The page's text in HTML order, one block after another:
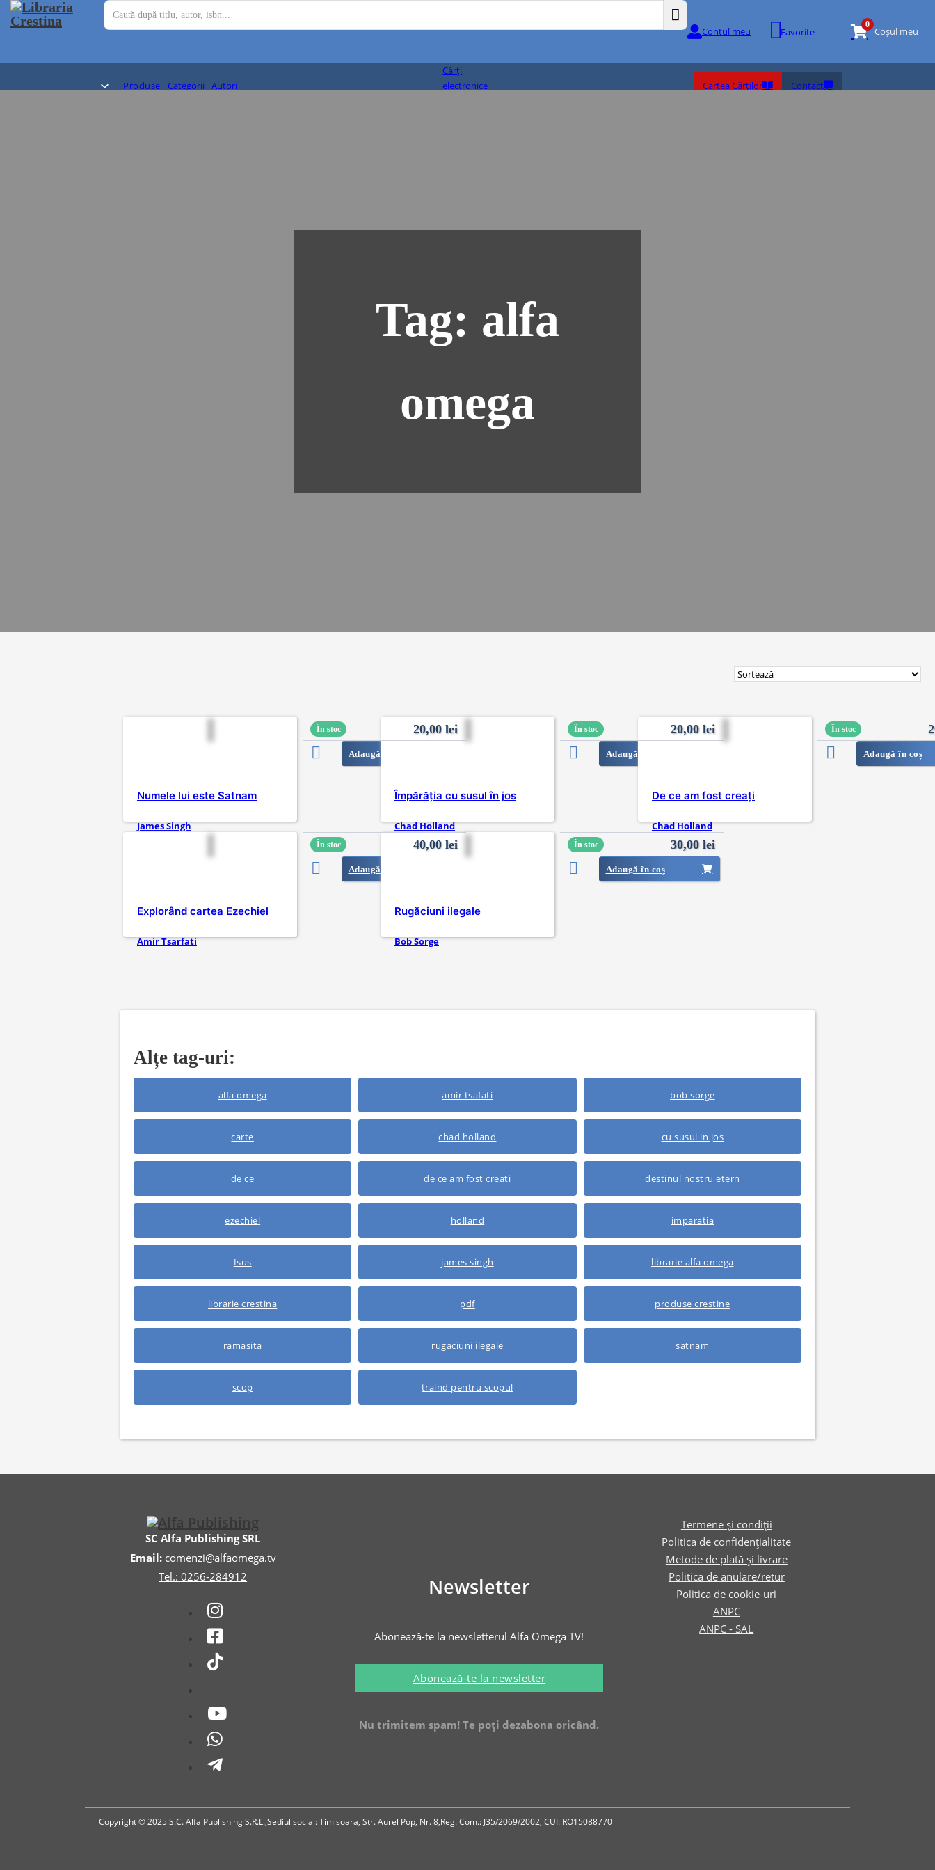
Contul meu Favorite
0
Coșul meu
Produse Categorii Autori
Cărți
electronice
Cartea Cărților Contact
Tag: alfa
omega
Numele lui este Satnam
James Singh
În stoc 20,00 lei
Adaugă în coș
Împărăția cu susul în jos
Chad Holland
În stoc 20,00 lei
Adaugă în coș
De ce am fost creați
Chad Holland
În stoc
Adaugă în coș
Explorând cartea Ezechiel
Amir Tsarfati
În stoc 40,00 lei
Adaugă în coș
Rugăciuni ilegale
Bob Sorge
În stoc 30,00 lei
Adaugă în coș
Alțe tag-uri:
alfa omega amir tsafati bob sorge
carte chad holland cu susul in jos
de ce de ce am fost creati destinul nostru etern
ezechiel holland imparatia
Isus james singh librarie alfa omega
librarie crestina pdf produse crestine
ramasita rugaciuni ilegale satnam
scop traind pentru scopul
SC Alfa Publishing SRL
Email: comenzi@alfaomega.tv
Tel.: 0256-284912
Newsletter
Abonează-te la newsletterul Alfa Omega TV!
Abonează-te la newsletter
Nu trimitem spam! Te poți dezabona oricând.
Termene și condiții
Politica de confidențialitate
Metode de plată și livrare
Politica de anulare/retur
Politica de cookie-uri
ANPC
ANPC - SAL
Copyright © 2025 S.C. Alfa Publishing S.R.L.,Sediul social: Timisoara, Str. Aurel Pop, Nr. 8,Reg. Com.: J35/2069/2002, CUI: RO15088770